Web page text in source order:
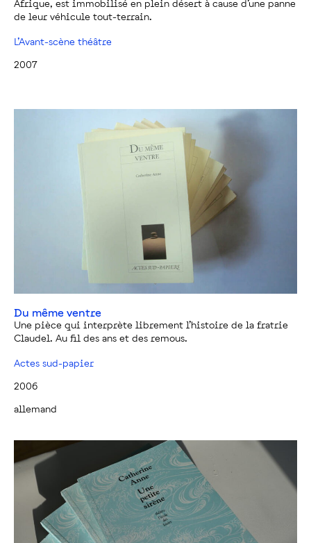
Afrique, est immobilisé en plein désert à cause d’une panne
de leur véhicule tout-terrain.
L’Avant-scène théâtre
2007
Du même ventre
Une pièce qui interprète librement l’histoire de la fratrie
Claudel. Au fil des ans et des remous.
Actes sud-papier
2006
allemand